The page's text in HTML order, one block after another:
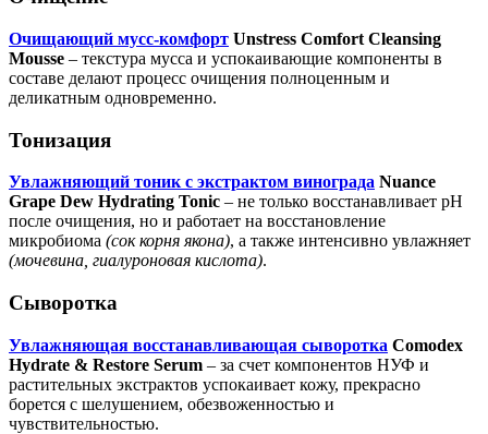
Очищающий мусс-комфорт Unstress Comfort Cleansing
Mousse – текстура мусса и успокаивающие компоненты в
составе делают процесс очищения полноценным и
деликатным одновременно.
Тонизация
Увлажняющий тоник с экстрактом винограда Nuance
Grape Dew Hydrating Tonic – не только восстанавливает pH
после очищения, но и работает на восстановление
микробиома (сок корня якона), а также интенсивно увлажняет
(мочевина, гиалуроновая кислота).
Сыворотка
Увлажняющая восстанавливающая сыворотка Comodex
Hydrate & Restore Serum – за счет компонентов НУФ и
растительных экстрактов успокаивает кожу, прекрасно
борется с шелушением, обезвоженностью и
чувствительностью.